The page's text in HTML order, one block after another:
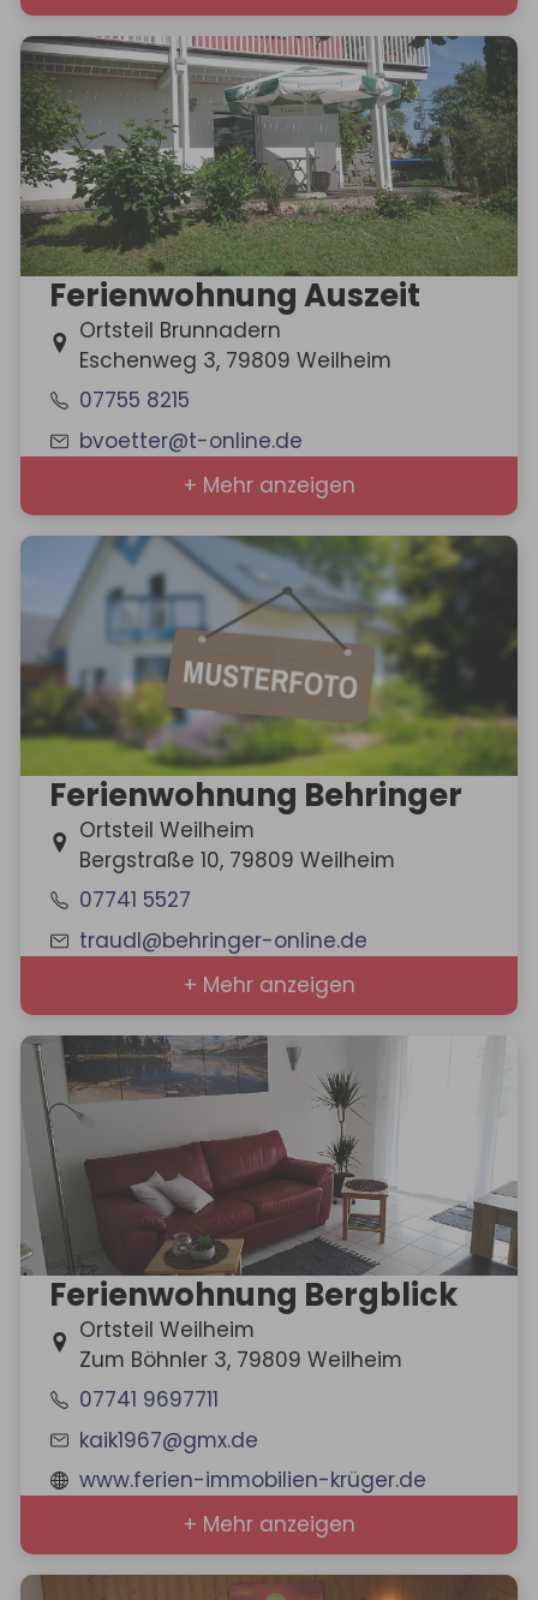
Ferienwohnung Auszeit
Ortsteil Brunnadern
Eschenweg 3, 79809 Weilheim
07755 8215
bvoetter@t-online.de
+ Mehr anzeigen
Ferienwohnung Behringer
Ortsteil Weilheim
Bergstraße 10, 79809 Weilheim
07741 5527
traudl@behringer-online.de
+ Mehr anzeigen
Ferienwohnung Bergblick
Ortsteil Weilheim
Zum Böhnler 3, 79809 Weilheim
07741 9697711
kaik1967@gmx.de
www.ferien-immobilien-krüger.de
+ Mehr anzeigen